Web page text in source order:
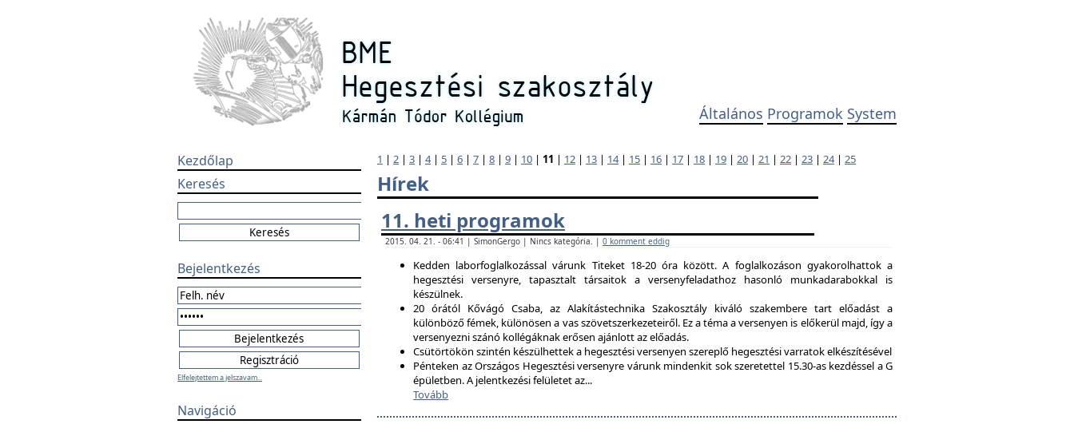
Általános Programok System
Kezdőlap
Keresés
Bejelentkezés
Elfelejtettem a jelszavam...
Navigáció
1 | 2 | 3 | 4| 5 | 6 | 7 | 8 | 9 | 10 | 11 | 12 | 13 | 14| 15 | 16 | 17 | 18 | 19 | 20 | 21 | 22 | 23 | 24| 25
Hírek
11. heti programok
2015. 04. 21. - 06:41 | SimonGergo | Nincs kategória. | 0 komment eddig
Kedden laborfoglalkozással várunk Titeket 18-20 óra között. A foglalkozáson gyakorolhattok a
hegesztési versenyre, tapasztalt társaitok a versenyfeladathoz hasonló munkadarabokkal is
készülnek.
20 órától Kővágó Csaba, az Alakítástechnika Szakosztály kiváló szakembere tart előadást a
különböző fémek, különösen a vas szövetszerkezeteiről. Ez a téma a versenyen is előkerül majd, így a
versenyezni szánó kollégáknak erősen ajánlott az előadás.
Csütörtökön szintén készülhettek a hegesztési versenyen szereplő hegesztési varratok elkészítésével
Pénteken az Országos Hegesztési versenyre várunk mindenkit sok szeretettel 15.30-as kezdéssel a G
épületben. A jelentkezési felületet az...
Tovább